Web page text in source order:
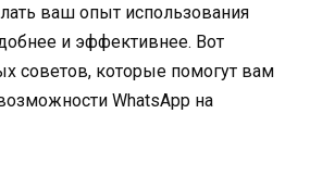
ваш опыт использования
и эффективнее. Вот
советов, которые помогут вам
WhatsApp на